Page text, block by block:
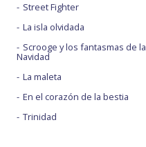
Street Fighter
La isla olvidada
Scrooge y los fantasmas de la
Navidad
La maleta
En el corazón de la bestia
Trinidad